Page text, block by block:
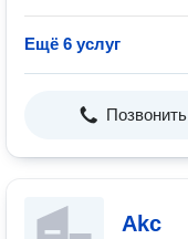
Ещё 6 услуг
Позвонить
Akc